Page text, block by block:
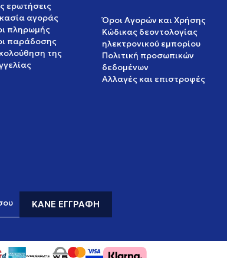
ερωτήσεις
αγοράς
πληρωμής
παράδοσης
της
Όροι Αγορών και Χρήσης
Κώδικας δεοντολογίας
ηλεκτρονικού εμπορίου
Πολιτική προσωπικών
δεδομένων
Αλλαγές και επιστροφές
ΚΆΝΕ ΕΓΓΡΑΦΉ